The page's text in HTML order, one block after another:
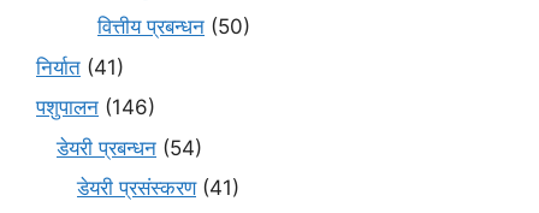
वित्तीय प्रबन्धन (50)
निर्यात (41)
पशुपालन (146)
डेयरी प्रबन्धन (54)
डेयरी प्रसंस्करण(41)